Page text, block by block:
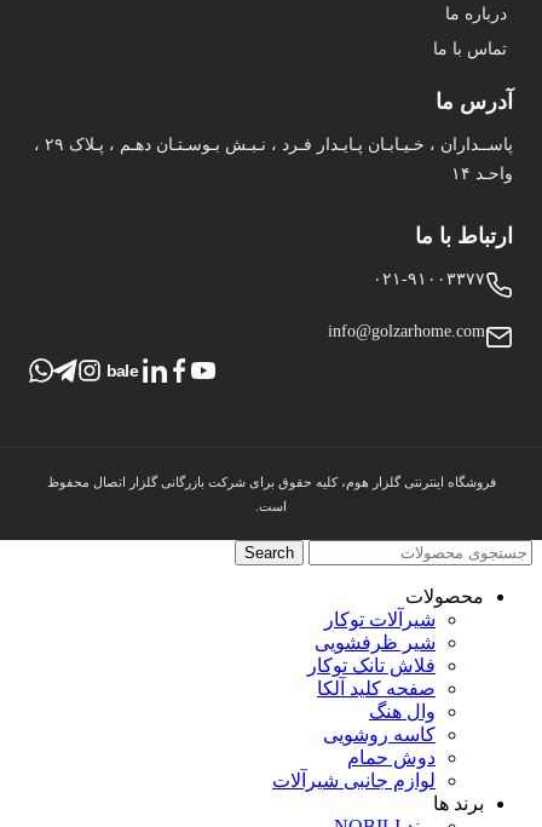
bale
آدرس ما
پاســداران ، خـیـابـان پـایـدار فـرد ، نـبـش بـوسـتـان دهـم ، پـلاک ۲۹ ،
واحـد ۱۴
ارتباط با ما
۰۲۱-۹۱۰۰۳۳۷۷
info@golzarhome.com
درباره ما
تماس با ما
فروشگاه اینترنتی گلزار هوم، کلیه حقوق برای شرکت بازرگانی گلزار اتصال محفوظ
است.
Search
محصولات
شیرآلات توکار
شیر ظرفشویی
فلاش تانک توکار
صفحه کلید آلکا
وال هنگ
کاسه روشویی
دوش حمام
لوازم جانبی شیرآلات
برند ها